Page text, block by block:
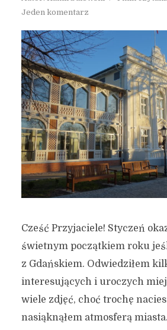
Jeden komentarz
Cześć Przyjaciele! Styczeń
świetnym początkiem roku
z Gdańskiem. Odwiedziłem
interesujących i uroczych
wiele zdjęć, choć trochę
nasiąknąłem atmosferą